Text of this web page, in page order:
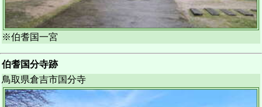
※伯耆国一宮
伯耆国分寺跡
鳥取県倉吉市国分寺